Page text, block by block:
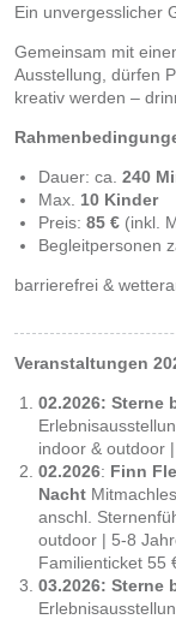
Ein unvergesslicher
Gemeinsam mit
Ausstellung, dürfen
kreativ werden –
Dauer: ca. 240
Max. 10 Kinder
Preis: 85 € (inkl.
Begleitpersonen
barrierefrei &
Veranstaltungen
02.2026: Sterne
indoor & outdoor
02.2026: Finn
Nacht
anschl.
outdoor | 5-8
Familienticket 55
03.2026: Sterne